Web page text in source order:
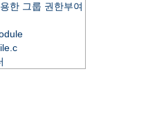
한 그룹 권한부여